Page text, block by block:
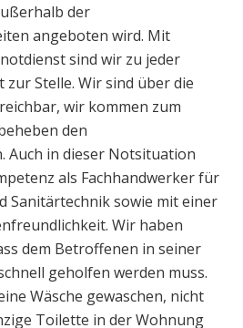
der
angeboten wird. Mit
sind wir zu jeder
zur Stelle. Wir sind über die
wir kommen zum
den
Auch in dieser Notsituation
als Fachhandwerker für
Sanitärtechnik sowie mit einer
Wir haben
dem Betroffenen in seiner
geholfen werden muss.
Wäsche gewaschen, nicht
Toilette in der Wohnung